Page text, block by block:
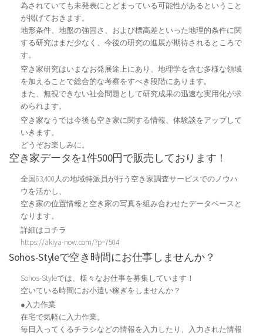
為されていても未発表にとどまっている可能性があるということ
が掲げておきます。
地形条件、地盤の強固さ、および標高差といった地理的条件に関
する研究はまだ少なく、今後の研究の進展が期待されるところで
す。
空き家研究はいまなお発展途上にあり、地理学を含む多様な領域
を加えることで総合的な考察をすべき段階にあります。
また、無視できない社会問題として研究成果の迅速な実用化が求
められます。
空き家なうでは今後も空き家に関する情報、体験談をアップして
いきます。
どうぞお楽しみに。
空き家データを1件500円で販売しております！
全国63,400人の地域特派員が行う空き家調査サービスでのノウハ
ウを活かし、
空き家の位置情報と空き家の写真を組み合わせたデータベースと
なります。
詳細はコチラ
https://akiya-now.com/?p=7504
Sohos-Styleで空き時間にお仕事しませんか？
Sohos-Styleでは、様々なお仕事を募集しています！
空いている時間にお小遣い稼ぎをしませんか？
●入力作業
在宅で気軽に入力作業。
毎日入ってくるチラシなどの情報を入力したり、入力された情報